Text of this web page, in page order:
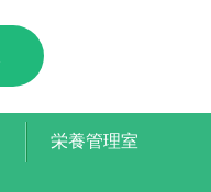
栄養管理室